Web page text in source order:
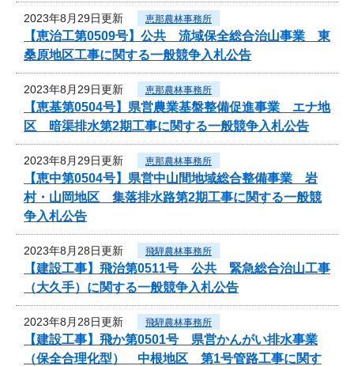
2023年8月29日更新 恵那農林事務所
【恵治工第0509号】公共 流域保全総合治山事業 東
桑原地区工事に関する一般競争入札公告
2023年8月29日更新 恵那農林事務所
【恵基第0504号】県営農業基盤整備促進事業 エナ地
区 暗渠排水第2期工事に関する一般競争入札公告
2023年8月29日更新 恵那農林事務所
【恵中第0504号】県営中山間地域総合整備事業 岩
村・山岡地区 集落排水路第2期工事に関する一般競
争入札公告
2023年8月28日更新 飛騨農林事務所
【建設工事】飛治第0511号 公共 緊急総合治山工事
（大久手）に関する一般競争入札公告
2023年8月28日更新 飛騨農林事務所
【建設工事】飛か第0501号 県営かんがい排水事業
（保全合理化型） 中根地区 第1号管路工事に関す